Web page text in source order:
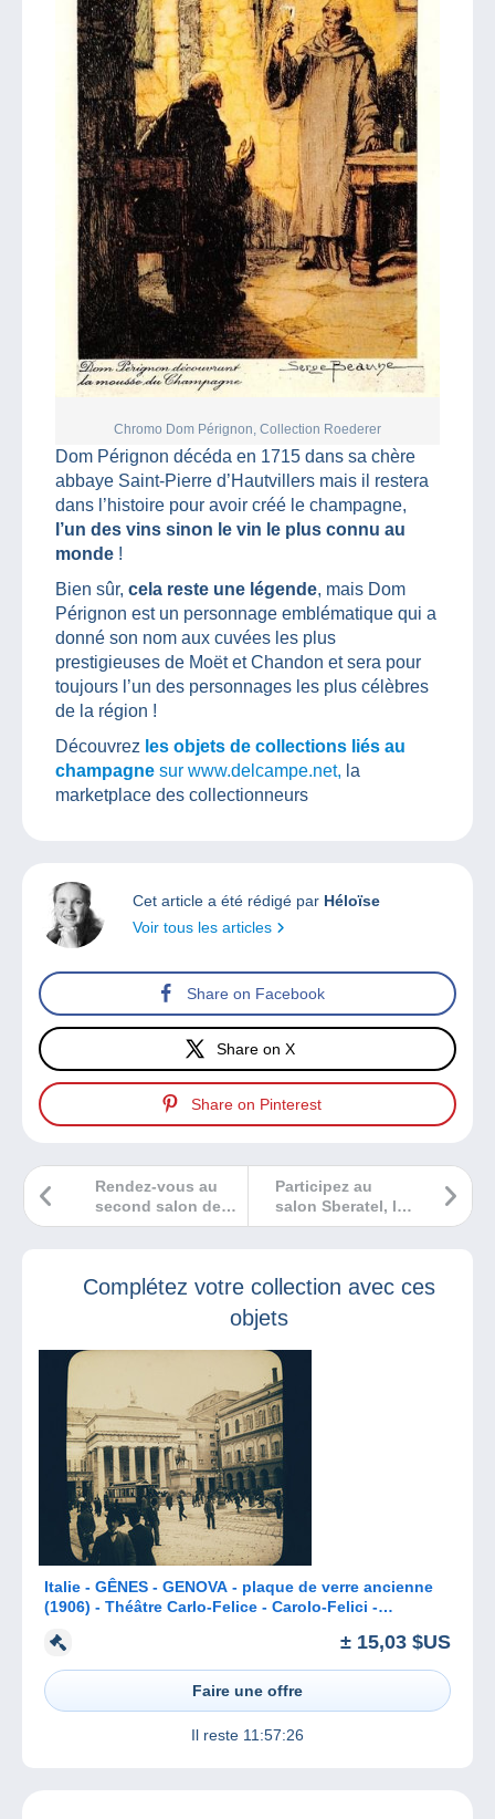
Chromo Dom Pérignon, Collection Roederer
Dom Pérignon décéda en 1715 dans sa chère
abbaye Saint-Pierre d’Hautvillers mais il restera
dans l’histoire pour avoir créé le champagne,
l’un des vins sinon le vin le plus connu au
monde !
Bien sûr, cela reste une légende, mais Dom
Pérignon est un personnage emblématique qui a
donné son nom aux cuvées les plus
prestigieuses de Moët et Chandon et sera pour
toujours l’un des personnages les plus célèbres
de la région !
Découvrez les objets de collections liés au
champagne sur www.delcampe.net, la
marketplace des collectionneurs
Cet article a été rédigé par Héloïse
Voir tous les articles
Share on Facebook
Share on X
Share on Pinterest
Participez au
salon Sberatel, le
plus grand
l’Europe Centrale
Rendez-vous au
second salon de
Bastelicaccia
Complétez votre collection avec ces
objets
Italie - GÊNES - GENOVA - plaque de verre ancienne
(1906) - Théâtre Carlo-Felice - Carolo-Felici -
± 15,03 $US
Faire une offre
Il reste 11:57:26